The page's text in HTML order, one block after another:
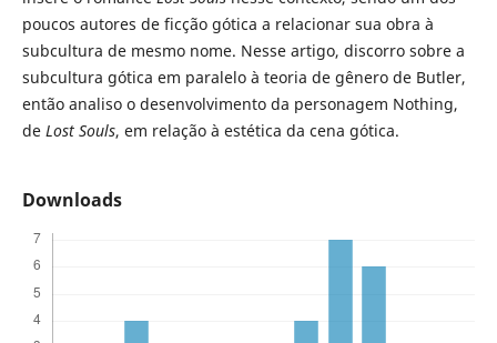
poucos autores de ficção gótica a relacionar sua obra à
subcultura de mesmo nome. Nesse artigo, discorro sobre a
subcultura gótica em paralelo à teoria de gênero de Butler,
então analiso o desenvolvimento da personagem Nothing,
deLost Souls, em relação à estética da cena gótica.
Downloads